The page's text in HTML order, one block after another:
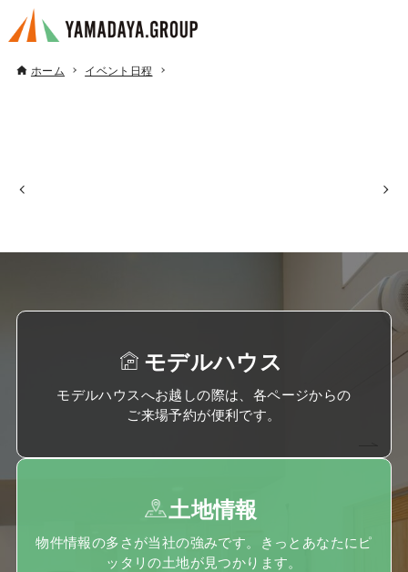
ホーム イベント日程
モデルハウス
モデルハウスへお越しの際は、各ページからの
ご来場予約が便利です。
土地情報
物件情報の多さが当社の強みです。きっとあなたにピ
ッタリの土地が見つかります。